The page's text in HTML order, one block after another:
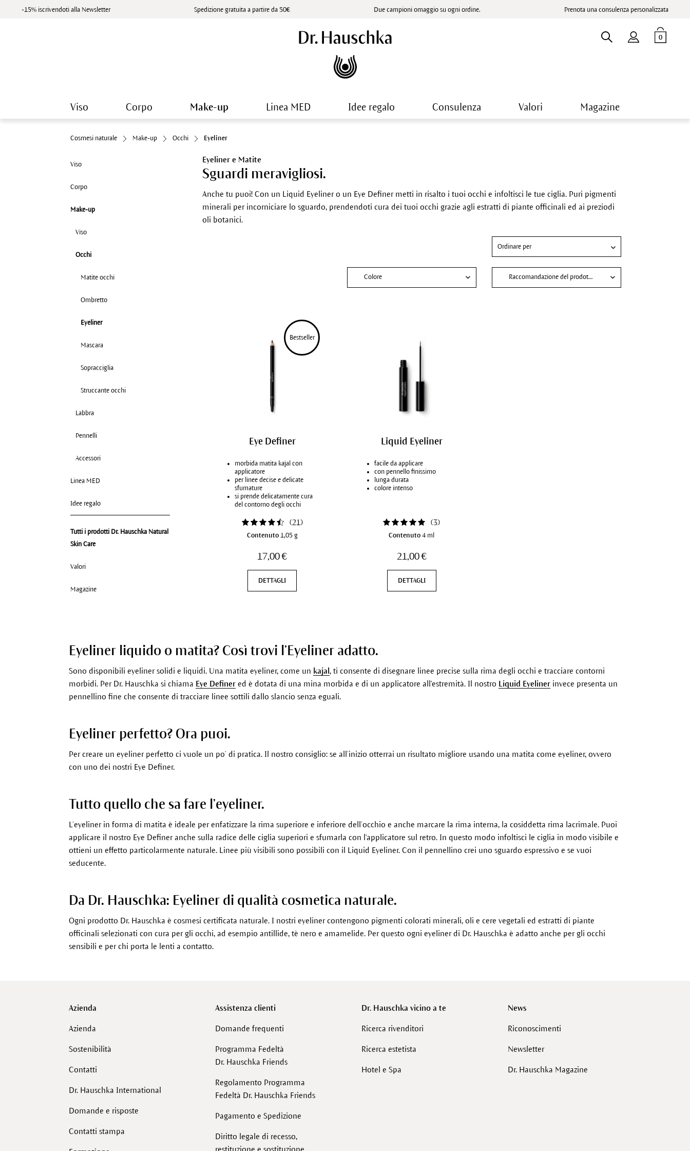
-15% iscrivendoti alla Newsletter Spedizione gratuita a partire da 50€ Due campioni omaggio su ogni ordine. Prenota una consulenza personalizzata
0
Viso Corpo Make-up Linea MED Idee regalo Consulenza Valori Magazine
Cosmesi naturale Make-up Occhi Eyeliner
Viso
Corpo
Make-up
Viso
Occhi
Matite occhi
Ombretto
Eyeliner
Mascara
Sopracciglia
Struccante occhi
Labbra
Pennelli
Accessori
Linea MED
Idee regalo
Tutti i prodotti Dr. Hauschka Natural
Skin Care
Valori
Magazine
Eyeliner e Matite
Sguardi meravigliosi.
Anche tu puoi! Con un Liquid Eyeliner o un Eye Definer metti in risalto i tuoi occhi e infoltisci le tue ciglia. Puri pigmenti
minerali per incorniciare lo sguardo, prendendoti cura dei tuoi occhi grazie agli estratti di piante officinali ed ai preziodi
oli botanici.
Colore Raccomandazione del prodotto per
Bestseller
Eye Definer
morbida matita kajal con
applicatore
per linee decise e delicate
sfumature
si prende delicatamente cura
del contorno degli occhi
(21)
Contenuto 1,05 g
17,00 €
DETTAGLI
Liquid Eyeliner
facile da applicare
con pennello finissimo
lunga durata
colore intenso
(3)
Contenuto4 ml
21,00 €
DETTAGLI
Eyeliner liquido o matita? Così trovi l’Eyeliner adatto.
Sono disponibili eyeliner solidi e liquidi. Una matita eyeliner, come un kajal, ti consente di disegnare linee precise sulla rima degli occhi e tracciare contorni
morbidi. Per Dr. Hauschka si chiama Eye Definer ed è dotata di una mina morbida e di un applicatore all'estremità. Il nostro Liquid Eyeliner invece presenta un
pennellino fine che consente di tracciare linee sottili dallo slancio senza eguali.
Eyeliner perfetto? Ora puoi.
Per creare un eyeliner perfetto ci vuole un po’ di pratica. Il nostro consiglio: se all’inizio otterrai un risultato migliore usando una matita come eyeliner, ovvero
con uno dei nostri Eye Definer.
Tutto quello che sa fare l’eyeliner.
L’eyeliner in forma di matita è ideale per enfatizzare la rima superiore e inferiore dell’occhio e anche marcare la rima interna, la cosiddetta rima lacrimale. Puoi
applicare il nostro Eye Definer anche sulla radice delle ciglia superiori e sfumarla con l'applicatore sul retro. In questo modo infoltisci le ciglia in modo visibile e
ottieni un effetto particolarmente naturale. Linee più visibili sono possibili con il Liquid Eyeliner. Con il pennellino crei uno sguardo espressivo e se vuoi
seducente.
Da Dr. Hauschka: Eyeliner di qualità cosmetica naturale.
Ogni prodotto Dr. Hauschka è cosmesi certificata naturale. I nostri eyeliner contengono pigmenti colorati minerali, oli e cere vegetali ed estratti di piante
officinali selezionati con cura per gli occhi, ad esempio antillide, tè nero e amamelide. Per questo ogni eyeliner di Dr. Hauschka è adatto anche per gli occhi
sensibili e per chi porta le lenti a contatto.
Azienda
Azienda
Sostenibilità
Contatti
Dr. Hauschka International
Domande e risposte
Contatti stampa
Assistenza clienti
Domande frequenti
Programma Fedeltà
Dr. Hauschka Friends
Regolamento Programma
Fedeltà Dr. Hauschka Friends
Pagamento e Spedizione
Diritto legale di recesso,
restituzione e sostituzione
Dr. Hauschka vicino a te
Ricerca rivenditori
Ricerca estetista
Hotel e Spa
News
Riconoscimenti
Newsletter
Dr. Hauschka Magazine